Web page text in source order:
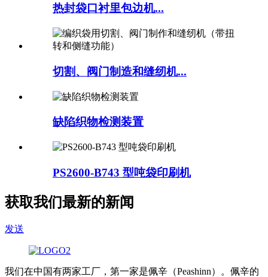
热封袋口衬里包边机...
切割、阀门制造和缝纫机...
缺陷织物检测装置
PS2600-B743 型吨袋印刷机
获取我们最新的新闻
发送
我们在中国有两家工厂，第一家是佩辛（Peashinn）。佩辛的